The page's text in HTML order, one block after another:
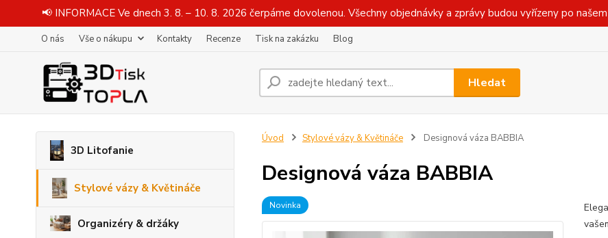
📢 INFORMACE Ve dnech 3. 8. – 10. 8. 2026 čerpáme dovolenou. Všechny objednávky a zprávy budou vyřízeny po
O nás Vše o nákupu Kontakty Recenze Tisk na zakázku Blog
Hledat
3D Litofanie
Stylové vázy & Květináče
Organizéry & držáky
Úvod Stylové vázy & Květináče Designová váza BABBIA
Designová váza BABBIA
Novinka